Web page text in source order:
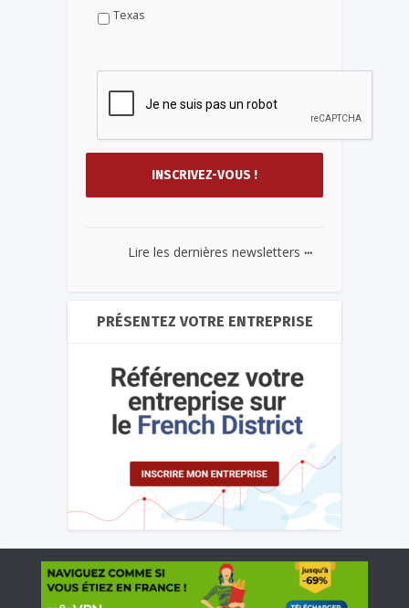
Texas
Lire les dernières newsletters ...
PRÉSENTEZ VOTRE ENTREPRISE